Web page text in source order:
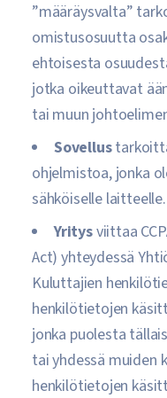
”määräysvalta”
omistusosuutta
ehtoisesta
jotka oikeuttavat
tai muun
Sovellus
ohjelmistoa, jonka
sähköiselle laitteelle.
Yritysviittaa
Act) yhteydessä
Kuluttajien
henkilötietojen
jonka puolesta
tai yhdessä muiden
henkilötietojen